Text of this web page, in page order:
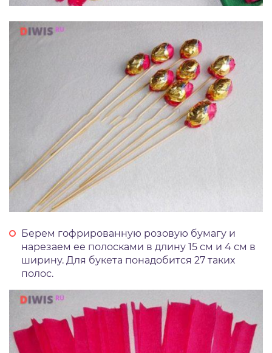
Берем гофрированную розовую бумагу и
нарезаем ее полосками в длину 15 см и 4 см в
ширину. Для букета понадобится 27 таких
полос.